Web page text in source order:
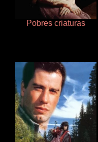
Pobres criaturas